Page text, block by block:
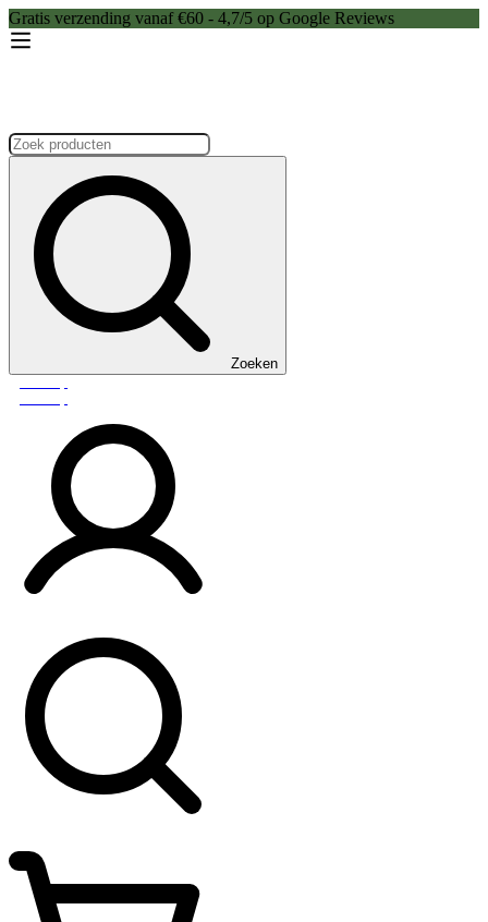
Gratis verzending vanaf €60 - 4,7/5 op Google Reviews
Zoeken:
Zoeken